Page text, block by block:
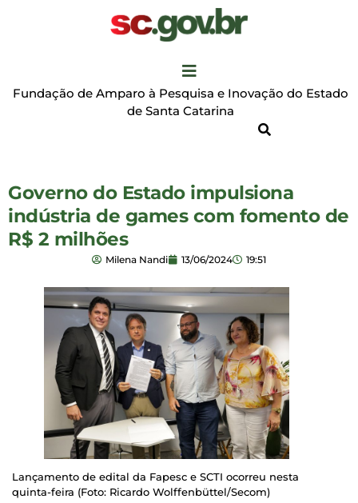
Fundação de Amparo à Pesquisa e Inovação do Estado
de Santa Catarina
Governo do Estado impulsiona
indústria de games com fomento de
R$ 2 milhões
Milena Nandi 13/06/2024 19:51
Lançamento de edital da Fapesc e SCTI ocorreu nesta
quinta-feira (Foto: Ricardo Wolffenbüttel/Secom)